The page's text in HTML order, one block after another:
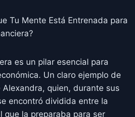
Tu Mente Está Entrenada para
es un pilar esencial para
Un claro ejemplo de
quien, durante sus
encontró dividida entre la
que la preparaba para ser